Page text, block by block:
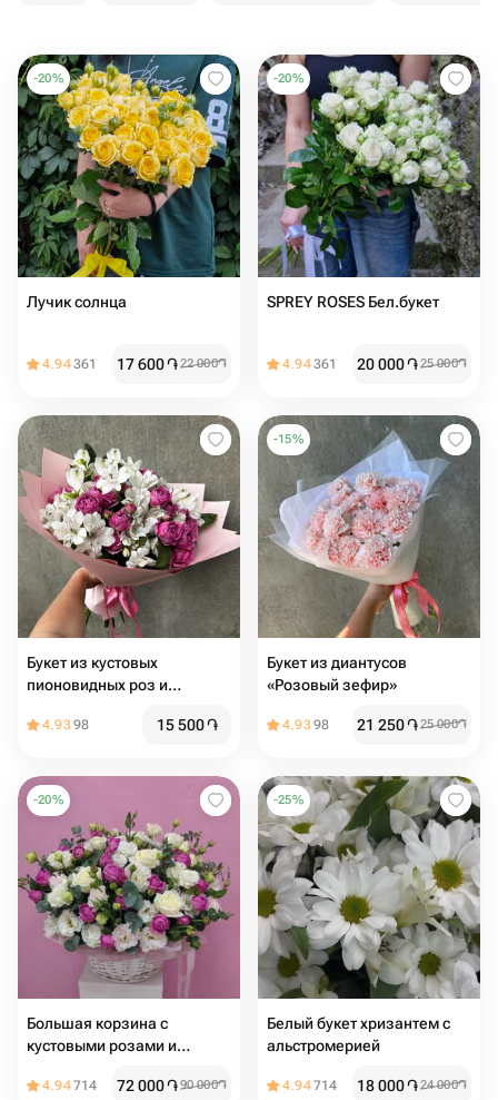
-20%
Лучик солнца
4.94361 17 600֏22 000֏
-20%
SPREY ROSES Бел.букет
4.94361 20 000֏25 000֏
Букет из кустовых
пионовидных роз и
4.9398 15 500֏
-15%
Букет из диантусов
«Розовый зефир»
4.9398 21 250֏25 000֏
-20%
Большая корзина с
кустовыми розами и
4.94714 72 000֏90 000֏
-25%
Белый букет хризантем с
альстромерией
4.94714 18 000֏24 000֏